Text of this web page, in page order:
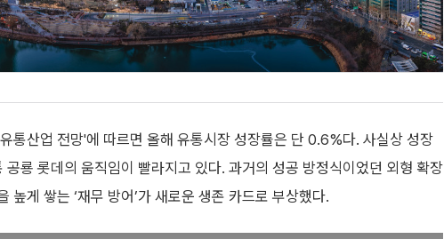
통산업 전망'에 따르면 올해 유통시장 성장률은 단 0.6%다. 사실상 성장
공룡 롯데의 움직임이 빨라지고 있다. 과거의 성공 방정식이었던 외형 확장
게 쌓는 ‘재무 방어’가 새로운 생존 카드로 부상했다.